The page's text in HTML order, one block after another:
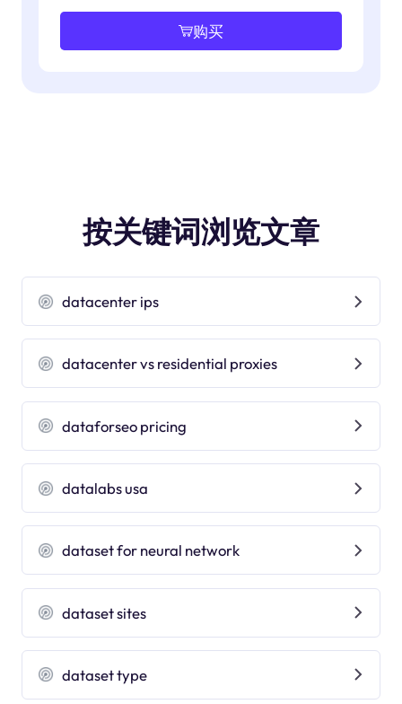
购买
按关键词浏览文章
datacenter ips
datacenter vs residential proxies
dataforseo pricing
datalabs usa
dataset for neural network
dataset sites
dataset type